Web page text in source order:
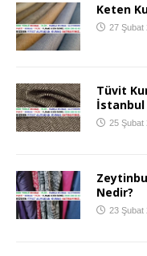
Keten
27 Şubat
Tüvit
İstanbul
25 Şubat
Nedir?
23 Şubat